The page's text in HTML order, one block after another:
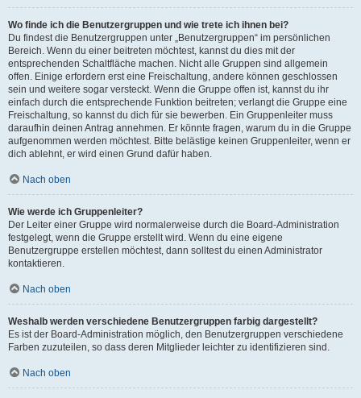
Wo finde ich die Benutzergruppen und wie trete ich ihnen bei?
Du findest die Benutzergruppen unter „Benutzergruppen“ im persönlichen
Bereich. Wenn du einer beitreten möchtest, kannst du dies mit der
entsprechenden Schaltfläche machen. Nicht alle Gruppen sind allgemein
offen. Einige erfordern erst eine Freischaltung, andere können geschlossen
sein und weitere sogar versteckt. Wenn die Gruppe offen ist, kannst du ihr
einfach durch die entsprechende Funktion beitreten; verlangt die Gruppe eine
Freischaltung, so kannst du dich für sie bewerben. Ein Gruppenleiter muss
daraufhin deinen Antrag annehmen. Er könnte fragen, warum du in die Gruppe
aufgenommen werden möchtest. Bitte belästige keinen Gruppenleiter, wenn er
dich ablehnt, er wird einen Grund dafür haben.
Nach oben
Wie werde ich Gruppenleiter?
Der Leiter einer Gruppe wird normalerweise durch die Board-Administration
festgelegt, wenn die Gruppe erstellt wird. Wenn du eine eigene
Benutzergruppe erstellen möchtest, dann solltest du einen Administrator
kontaktieren.
Nach oben
Weshalb werden verschiedene Benutzergruppen farbig dargestellt?
Es ist der Board-Administration möglich, den Benutzergruppen verschiedene
Farben zuzuteilen, so dass deren Mitglieder leichter zu identifizieren sind.
Nach oben